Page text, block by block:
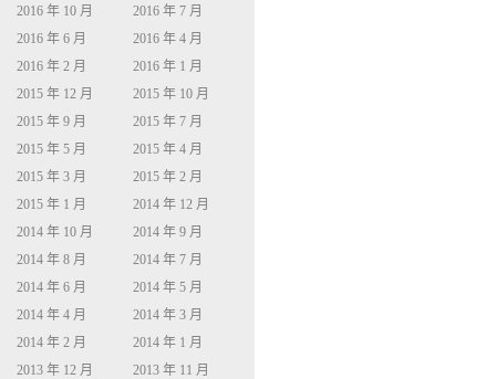
2016 年 10 月
2016 年 7 月
2016 年 6 月
2016 年 4 月
2016 年 2 月
2016 年 1 月
2015 年 12 月
2015 年 10 月
2015 年 9 月
2015 年 7 月
2015 年 5 月
2015 年 4 月
2015 年 3 月
2015 年 2 月
2015 年 1 月
2014 年 12 月
2014 年 10 月
2014 年 9 月
2014 年 8 月
2014 年 7 月
2014 年 6 月
2014 年 5 月
2014 年 4 月
2014 年 3 月
2014 年 2 月
2014 年 1 月
2013 年 12 月
2013 年 11 月